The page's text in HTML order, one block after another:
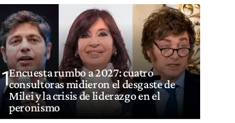
1Encuesta rumbo a 2027: cuatro
consultoras midieron el desgaste de
Milei y la crisis de liderazgo en el
peronismo